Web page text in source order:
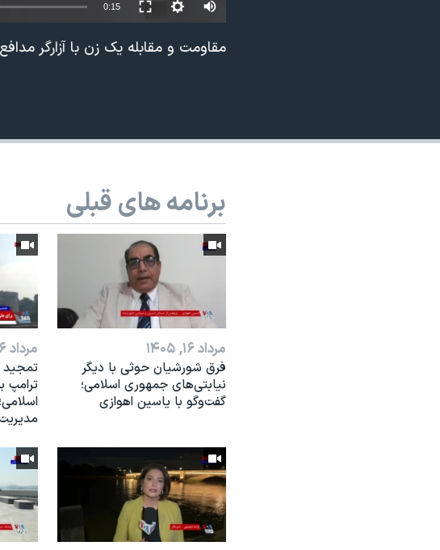
0:15
مقاومت و مقابله یک زن با آزارگر
برنامه های قبلی
مرداد ۱۶, ۱۴۰۵
فرق شورشیان حوثی با دیگر
نیابتی‌های جمهوری اسلامی؛
گفت‌وگو با یاسین اهوازی
مرداد ۱۶, ۱۴۰۵
تمجید
ترامپ